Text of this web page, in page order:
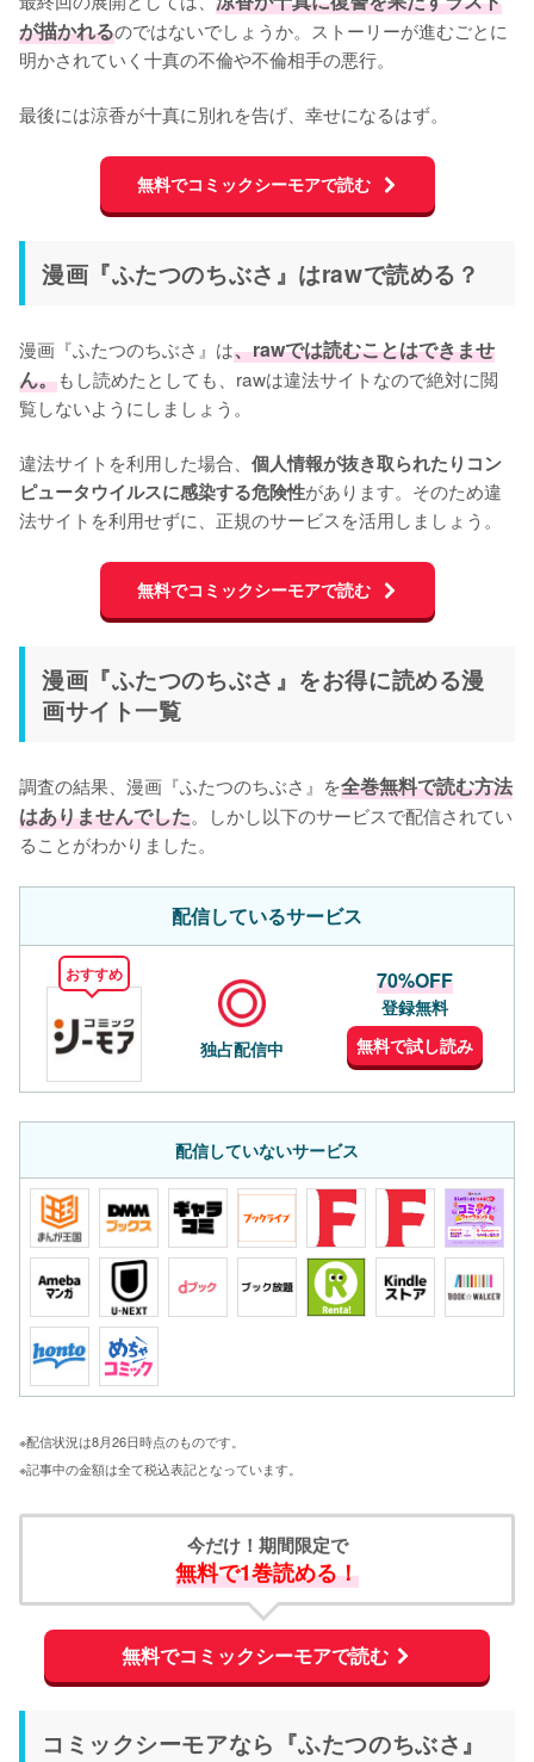
が描かれるのではないでしょうか。ストーリーが進むごとに
明かされていく十真の不倫や不倫相手の悪行。
最後には涼香が十真に別れを告げ、幸せになるはず。
無料でコミックシーモアで読む
漫画『ふたつのちぶさ』はrawで読める？
漫画『ふたつのちぶさ』は、rawでは読むことはできませ
ん。もし読めたとしても、rawは違法サイトなので絶対に閲
覧しないようにしましょう。
違法サイトを利用した場合、 個人情報が抜き取られたりコン
ピュータウイルスに感染する危険性があります。そのため違
法サイトを利用せずに、正規のサービスを活用しましょう。
無料でコミックシーモアで読む
漫画『ふたつのちぶさ』をお得に読める漫
画サイト一覧
調査の結果、漫画『ふたつのちぶさ』を全巻無料で読む方法
はありませんでした。しかし以下のサービスで配信されてい
ることがわかりました。
配信しているサービス
おすすめ
独占配信中
70%OFF
登録無料
無料で試し読み
配信していないサービス
※配信状況は8月26日時点のものです。
※記事中の金額は全て税込表記となっています。
今だけ！期間限定で
無料で1巻読める！
無料でコミックシーモアで読む
コミックシーモアなら『ふたつのちぶさ』